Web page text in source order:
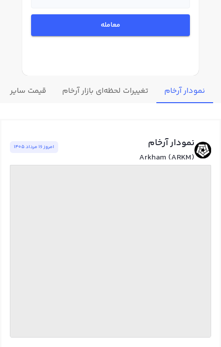
معامله
نمودار آرخام تغییرات لحظه‌ای بازار آرخام قیمت سایر
نمودار آرخام
Arkham (ARKM)
امروز ١٦ مرداد ١٤٠٥